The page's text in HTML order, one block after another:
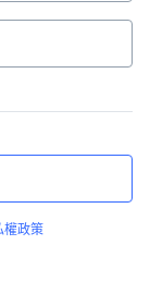
權政策